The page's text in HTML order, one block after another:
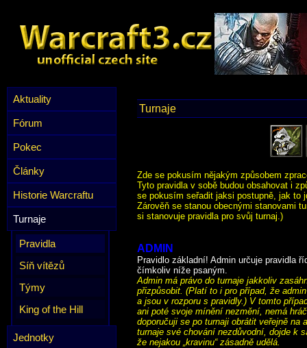
Aktuality
Fórum
Pokec
Články
Historie Warcraftu
Turnaje
Pravidla
Síň vítězů
Týmy
King of the Hill
Jednotky
Turnaje
Zde se pokusím nějakým způsobem
Tyto pravidla v sobě budou obsahovat i
se pokusím seřadit jaksi postupně, jak to
Zárověň se stanou obecnými stanovami
si stanovuje pravidla pro svůj turnaj.)
ADMIN
Pravidlo základní! Admin určuje pravidla
čímkoliv níže psaným.
Admin má právo do turnaje jakkoliv
přizpůsobit. (Platí to i pro případ, že
a jsou v rozporu s pravidly.) V tomto
ani poté svoje mínění nezmění, nemá
doporučuji se po turnaji obrátit veřejně
turnaje své chování nezdůvodní, dojde k
že nejakou „kravinu“ zásadně udělá.